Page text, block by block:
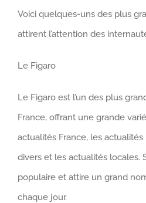
Voici quelques-uns des plus
attirent l’attention des
Le Figaro
Le Figaro est l’un des plus
France, offrant une grande
actualités France, les
divers et les actualités locales.
populaire et attire un grand
chaque jour.